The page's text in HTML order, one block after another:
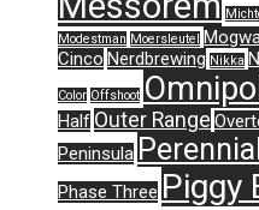
Modestman Moersleutel
Cinco Nerdbrewing Nikka
Color Offshoot
Half Outer Range
Peninsula Perennial
Phase Three Piggy